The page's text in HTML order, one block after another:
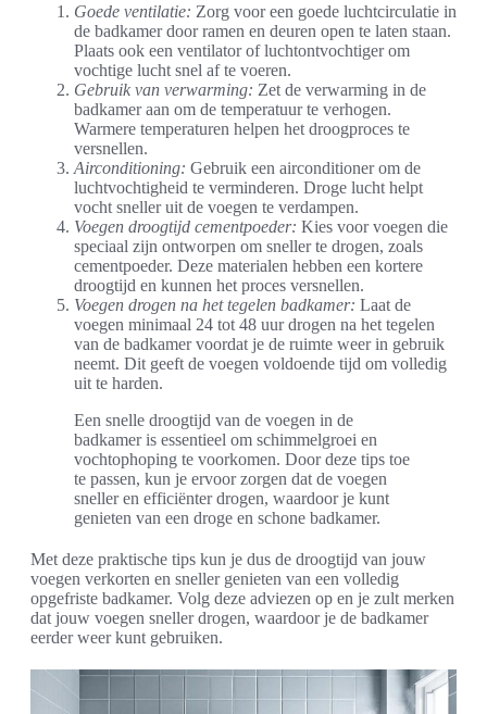
Goede ventilatie: Zorg voor een goede luchtcirculatie in
de badkamer door ramen en deuren open te laten staan.
Plaats ook een ventilator of luchtontvochtiger om
vochtige lucht snel af te voeren.
Gebruik van verwarming: Zet de verwarming in de
badkamer aan om de temperatuur te verhogen.
Warmere temperaturen helpen het droogproces te
versnellen.
Airconditioning: Gebruik een airconditioner om de
luchtvochtigheid te verminderen. Droge lucht helpt
vocht sneller uit de voegen te verdampen.
Voegen droogtijd cementpoeder: Kies voor voegen die
speciaal zijn ontworpen om sneller te drogen, zoals
cementpoeder. Deze materialen hebben een kortere
droogtijd en kunnen het proces versnellen.
Voegen drogen na het tegelen badkamer: Laat de
voegen minimaal 24 tot 48 uur drogen na het tegelen
van de badkamer voordat je de ruimte weer in gebruik
neemt. Dit geeft de voegen voldoende tijd om volledig
uit te harden.
Een snelle droogtijd van de voegen in de
badkamer is essentieel om schimmelgroei en
vochtophoping te voorkomen. Door deze tips toe
te passen, kun je ervoor zorgen dat de voegen
sneller en efficiënter drogen, waardoor je kunt
genieten van een droge en schone badkamer.
Met deze praktische tips kun je dus de droogtijd van jouw
voegen verkorten en sneller genieten van een volledig
opgefriste badkamer. Volg deze adviezen op en je zult merken
dat jouw voegen sneller drogen, waardoor je de badkamer
eerder weer kunt gebruiken.